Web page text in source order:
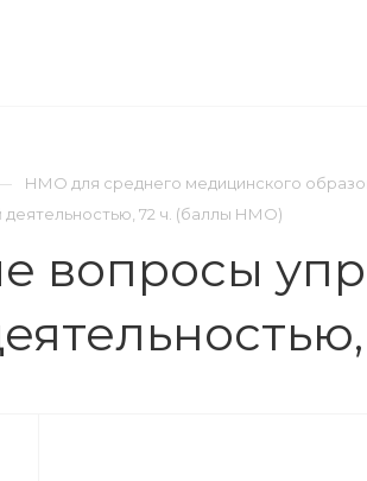
НМО для среднего медицинского
72 ч. (баллы НМО)
вопросы